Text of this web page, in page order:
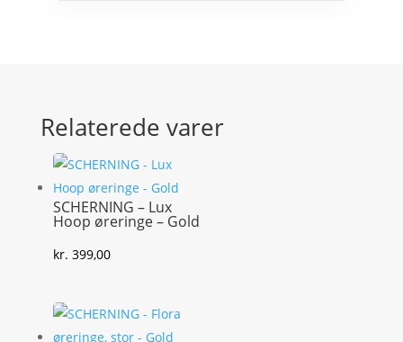
Relaterede varer
SCHERNING – Lux
Hoop øreringe – Gold
kr. 399,00